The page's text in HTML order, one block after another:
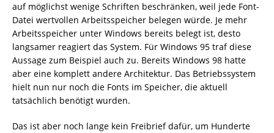
auf möglichst wenige Schriften beschränken, weil jede Font-
Datei wertvollen Arbeitsspeicher belegen würde. Je mehr
Arbeitsspeicher unter Windows bereits belegt ist, desto
langsamer reagiert das System. Für Windows 95 traf diese
Aussage zum Beispiel auch zu. Bereits Windows 98 hatte
aber eine komplett andere Architektur. Das Betriebssystem
hielt nun nur noch die Fonts im Speicher, die aktuell
tatsächlich benötigt wurden.
Das ist aber noch lange kein Freibrief dafür, um Hunderte